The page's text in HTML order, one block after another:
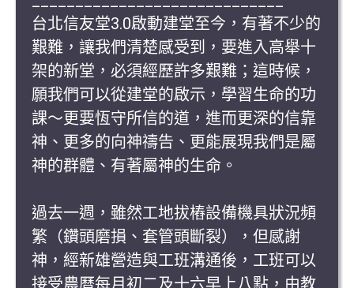
台北信友堂3.0啟動建堂至今，有著不少的
艱難，讓我們清楚感受到，要進入高舉十
架的新堂，必須經歷許多艱難；這時候，
願我們可以從建堂的啟示，學習生命的功
課～更要恆守所信的道，進而更深的信靠
神、更多的向神禱告、更能展現我們是屬
神的群體、有著屬神的生命。
過去一週，雖然工地拔樁設備機具狀況頻
繁（鑽頭磨損、套管頭斷裂），但感謝
神，經新雄營造與工班溝通後，工班可以